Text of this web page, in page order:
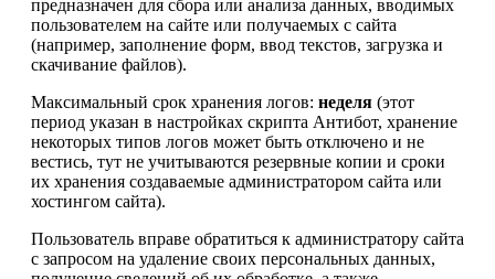
предназначен для сбора или анализа данных, вводимых
пользователем на сайте или получаемых с сайта
(например, заполнение форм, ввод текстов, загрузка и
скачивание файлов).
Максимальный срок хранения логов: неделя (этот
период указан в настройках скрипта Антибот, хранение
некоторых типов логов может быть отключено и не
вестись, тут не учитываются резервные копии и сроки
их хранения создаваемые администратором сайта или
хостингом сайта).
Пользователь вправе обратиться к администратору сайта
с запросом на удаление своих персональных данных,